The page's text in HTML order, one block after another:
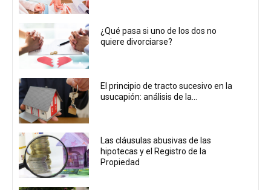
¿Qué pasa si uno de los dos no
quiere divorciarse?
El principio de tracto sucesivo en la
usucapión: análisis de la...
Las cláusulas abusivas de las
hipotecas y el Registro de la
Propiedad